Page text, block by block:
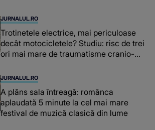
JURNALUL.RO
Trotinetele electrice, mai periculoase
decât motocicletele? Studiu: risc de trei
ori mai mare de traumatisme cranio-
JURNALUL.RO
A plâns sala întreagă: românca
aplaudată 5 minute la cel mai mare
festival de muzică clasică din lume